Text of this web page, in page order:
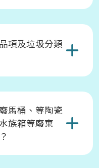
項及垃圾分類
馬桶、等陶瓷
族箱等廢棄